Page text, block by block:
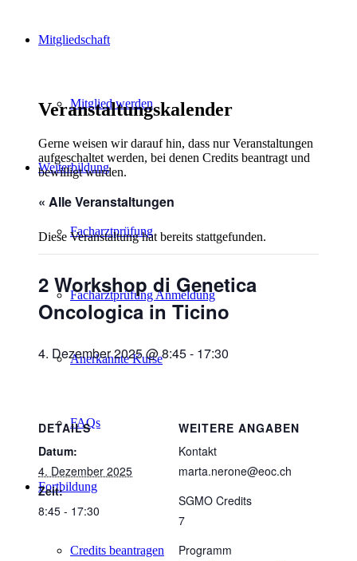
Mitgliedschaft
Mitglied werden
Weiterbildung
Facharztprüfung
Facharztprüfung Anmeldung
Anerkannte Kurse
FAQs
Fortbildung
Credits beantragen
Veranstaltungskalender
Gerne weisen wir darauf hin, dass nur Veranstaltungen
aufgeschaltet werden, bei denen Credits beantragt und
bewilligt wurden.
« Alle Veranstaltungen
Diese Veranstaltung hat bereits stattgefunden.
2 Workshop di Genetica
Oncologica in Ticino
4. Dezember 2025 @ 8:45- 17:30
DETAILS
Datum:
4. Dezember 2025
Zeit:
8:45 - 17:30
WEITERE ANGABEN
Kontakt
marta.nerone@eoc.ch
SGMO Credits
7
Programm